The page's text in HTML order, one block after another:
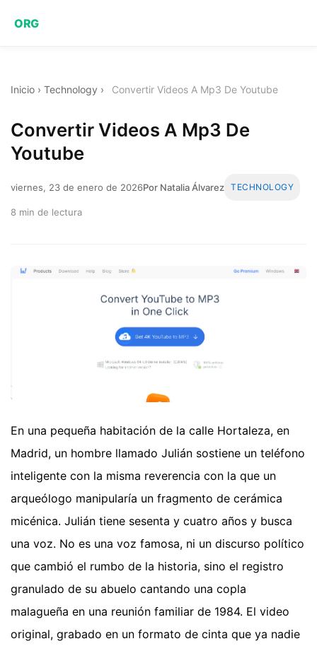
ORG
Inicio › Technology › Convertir Videos A Mp3 De Youtube
Convertir Videos A Mp3 De
Youtube
viernes, 23 de enero de 2026Por Natalia Álvarez TECHNOLOGY
8 min de lectura
En una pequeña habitación de la calle Hortaleza, en
Madrid, un hombre llamado Julián sostiene un teléfono
inteligente con la misma reverencia con la que un
arqueólogo manipularía un fragmento de cerámica
micénica. Julián tiene sesenta y cuatro años y busca
una voz. No es una voz famosa, ni un discurso político
que cambió el rumbo de la historia, sino el registro
granulado de su abuelo cantando una copla
malagueña en una reunión familiar de 1984. El video
original, grabado en un formato de cinta que ya nadie